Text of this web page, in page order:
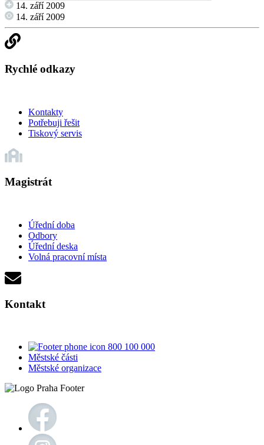
14. září 2009
14. září 2009
Rychlé odkazy
Kontakty
Potřebuji řešit
Tiskový servis
Magistrát
Úřední doba
Odbory
Úřední deska
Volná pracovní místa
Kontakt
800 100 000
Městské části
Městské organizace